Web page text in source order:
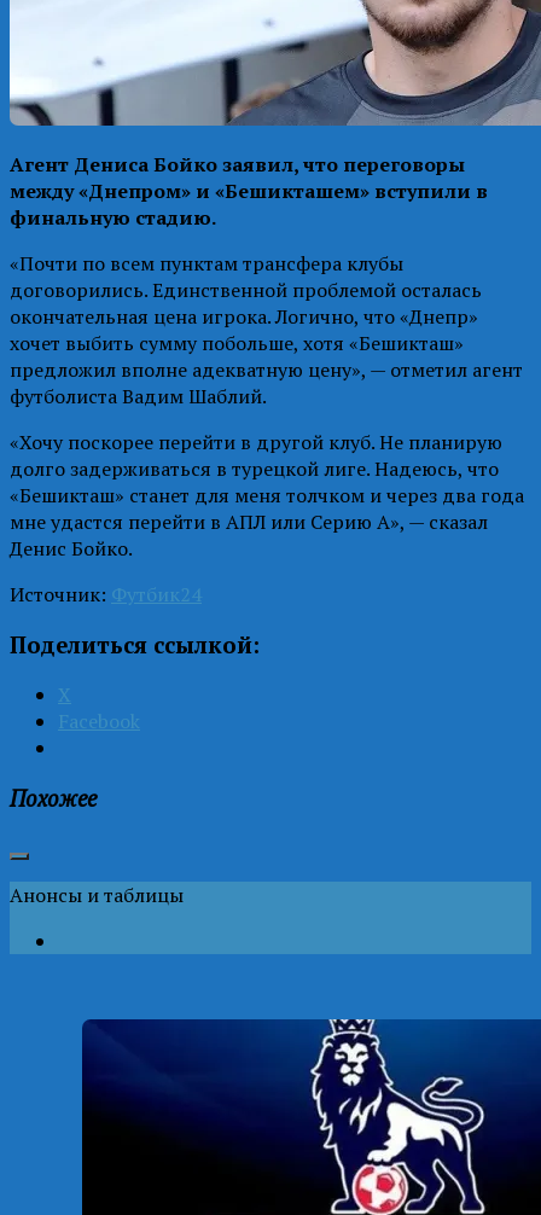
Агент Дениса Бойко заявил, что переговоры
между «Днепром» и «Бешикташем» вступили в
финальную стадию.
«Почти по всем пунктам трансфера клубы
договорились. Единственной проблемой осталась
окончательная цена игрока. Логично, что «Днепр»
хочет выбить сумму побольше, хотя «Бешикташ»
предложил вполне адекватную цену», — отметил агент
футболиста Вадим Шаблий.
«Хочу поскорее перейти в другой клуб. Не планирую
долго задерживаться в турецкой лиге. Надеюсь, что
«Бешикташ» станет для меня толчком и через два года
мне удастся перейти в АПЛ или Серию А», — сказал
Денис Бойко.
Источник: Футбик24
Поделиться ссылкой:
X
Facebook
Похожее
Анонсы и таблицы